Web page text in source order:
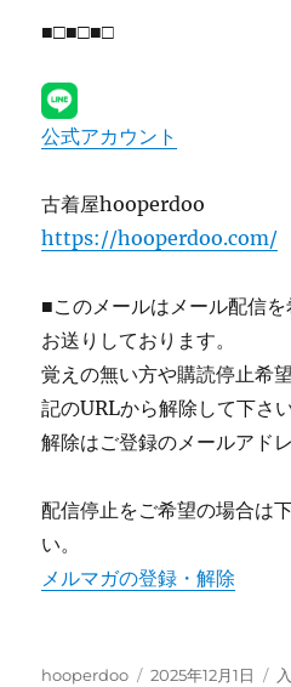
■□■□■□
公式アカウント
古着屋hooperdoo
https://hooperdoo.com/
■このメールはメール配信
お送りしております。
覚えの無い方や購読停止希
記のURLから解除して下さい
解除はご登録のメールアド
配信停止をご希望の場合は
い。
メルマガの登録・解除
投
hooperdoo
投
2025年12月1日
カ